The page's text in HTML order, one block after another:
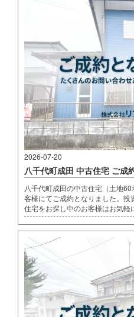
2026-07-20
八千代町成田 中古住宅 ご成
八千代町成田の中古住宅（土地
客様にてご成約となりました。
住宅をお探し中のお客様はお気軽